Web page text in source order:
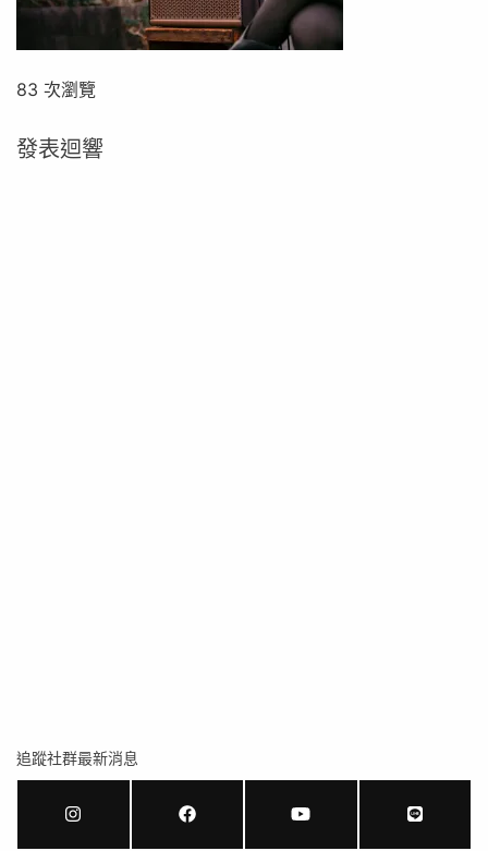
83 次瀏覽
發表迴響
追蹤社群最新消息